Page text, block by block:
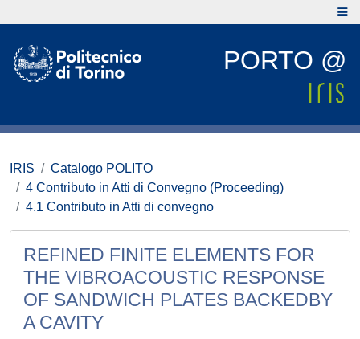
PORTO @
IRIS
Catalogo POLITO
4 Contributo in Atti di Convegno (Proceeding)
4.1 Contributo in Atti di convegno
REFINED FINITE ELEMENTS FOR
THE VIBROACOUSTIC RESPONSE
OF SANDWICH PLATES BACKEDBY
A CAVITY